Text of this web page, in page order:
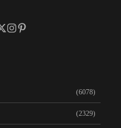
(6078)
(2329)